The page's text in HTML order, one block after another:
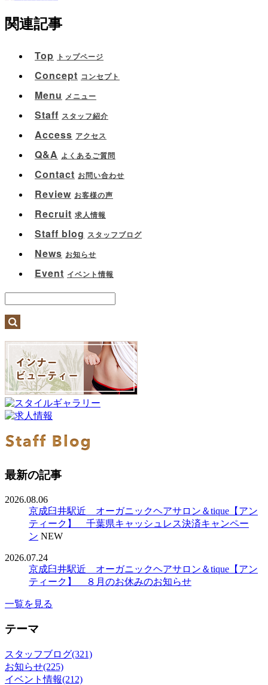
関連記事
Top トップページ
Concept コンセプト
Menu メニュー
Staff スタッフ紹介
Access アクセス
Q&A よくあるご質問
Contact お問い合わせ
Review お客様の声
Recruit 求人情報
Staff blog スタッフブログ
News お知らせ
Event イベント情報
最新の記事
2026.08.06
京成臼井駅近 オーガニックヘアサロン＆tique【アン
ティーク】 千葉県キャッシュレス決済キャンペー
ン NEW
2026.07.24
京成臼井駅近 オーガニックヘアサロン＆tique【アン
ティーク】 ８月のお休みのお知らせ
一覧を見る
テーマ
スタッフブログ(321)
お知らせ(225)
イベント情報(212)